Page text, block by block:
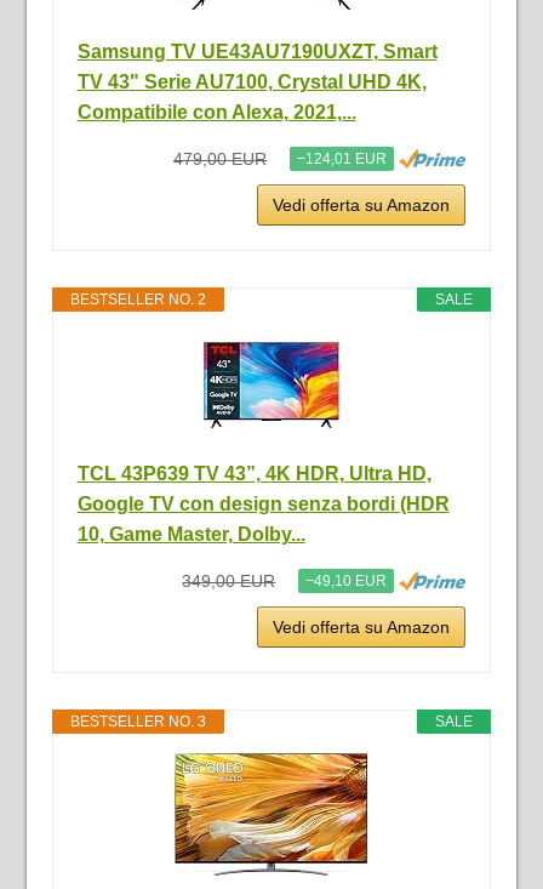
Samsung TV UE43AU7190UXZT, Smart
TV 43" Serie AU7100, Crystal UHD 4K,
Compatibile con Alexa, 2021,...
479,00 EUR −124,01 EUR
Vedi offerta su Amazon
SALE
BESTSELLER NO. 2
TCL 43P639 TV 43”, 4K HDR, Ultra HD,
Google TV con design senza bordi (HDR
10, Game Master, Dolby...
349,00 EUR −49,10 EUR
Vedi offerta su Amazon
SALE
BESTSELLER NO. 3